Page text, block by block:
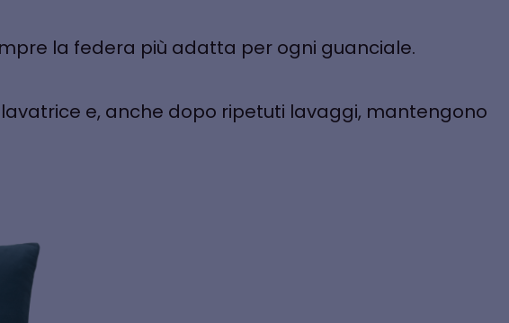
la federa più adatta per ogni guanciale.
e, anche dopo ripetuti lavaggi, mantengono